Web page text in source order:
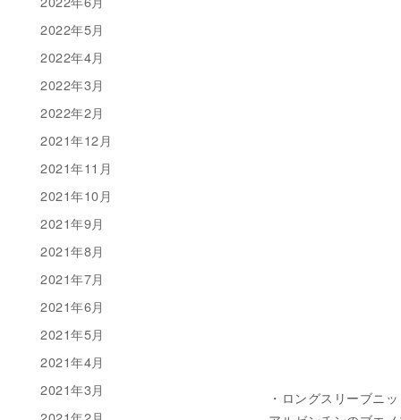
・ロングスリーブニ
2022年5月
2022年4月
2022年3月
2022年2月
2021年12月
2021年11月
2021年10月
2021年9月
2021年8月
2021年7月
2021年6月
2021年5月
2021年4月
2021年3月